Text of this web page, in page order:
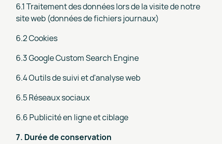
6.1 Traitement des données lors de la visite de notre
site web (données de fichiers journaux)
6.2 Cookies
6.3 Google Custom Search Engine
6.4 Outils de suivi et d'analyse web
6.5 Réseaux sociaux
6.6 Publicité en ligne et ciblage
7. Durée de conservation